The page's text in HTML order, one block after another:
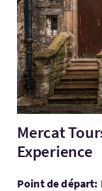
Mercat
Experience
Point de départ: